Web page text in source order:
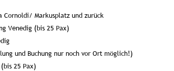
Cornoldi/ Markusplatz und zurück
Venedig (bis 25 Pax)
und Buchung nur noch vor Ort möglich!)
25 Pax)